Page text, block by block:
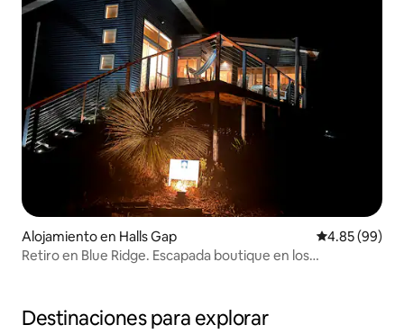
Alojamiento en Halls Gap Calificación
4.85 (99)
Retiro en Blue Ridge. Escapada boutique en los
Destinaciones para explorar